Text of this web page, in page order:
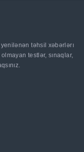
yenilənən təhsil xəbərlərı
testlər, sınaqlar,